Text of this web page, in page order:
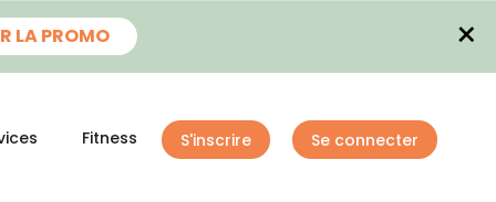
LA PROMO ×
Fitness S'inscrire Se connecter